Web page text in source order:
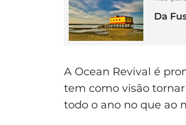
Da
A Ocean Revival é
tem como visão
todo o ano no que ao